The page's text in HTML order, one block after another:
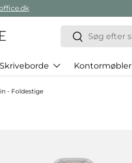
Søg
Søg
Skriveborde Kontormøbler
- Foldestige